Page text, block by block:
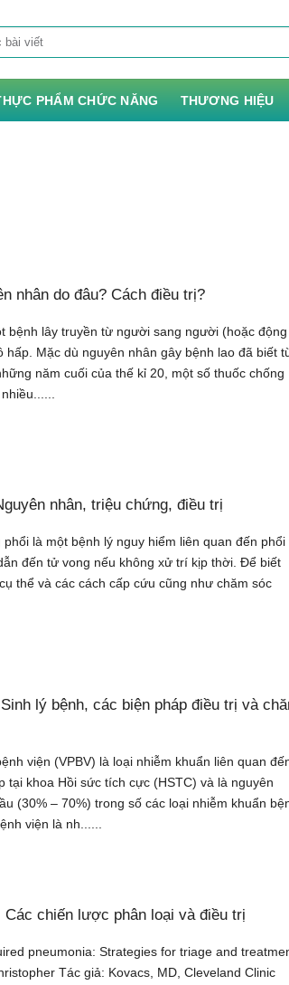
PHẨM CHỨC NĂNG THƯƠNG HIỆU
nhân do đâu? Cách điều trị?
bệnh lây truyền từ người sang người (hoặc động
hấp. Mặc dù nguyên nhân gây bệnh lao đã biết
năm cuối của thế kỉ 20, một số thuốc chống
nhân, triệu chứng, điều trị
là một bệnh lý nguy hiểm liên quan đến phổi
đến tử vong nếu không xử trí kịp thời. Để biết
thể và các cách cấp cứu cũng như chăm sóc
lý bệnh, các biện pháp điều trị và
viện (VPBV) là loại nhiễm khuẩn liên quan
tại khoa Hồi sức tích cực (HSTC) và là nguyên
(30% – 70%) trong số các loại nhiễm khuẩn
viện là nh......
Các chiến lược phân loại và điều trị
pneumonia: Strategies for triage and
Tác giả: Kovacs, MD, Cleveland Clinic